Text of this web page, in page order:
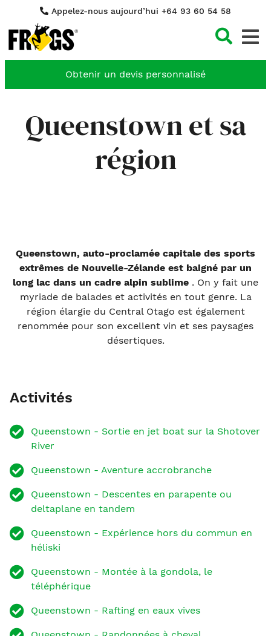
Appelez-nous aujourd’hui +64 93 60 54 58
Obtenir un devis personnalisé
Queenstown et sa
région
Queenstown, auto-proclamée capitale des sports
extrêmes de Nouvelle-Zélande est baigné par un
long lac dans un cadre alpin sublime . On y fait une
myriade de balades et activités en tout genre. La
région élargie du Central Otago est également
renommée pour son excellent vin et ses paysages
désertiques.
Activités
Queenstown - Sortie en jet boat sur la Shotover
River
Queenstown - Aventure accrobranche
Queenstown - Descentes en parapente ou
deltaplane en tandem
Queenstown - Expérience hors du commun en
héliski
Queenstown - Montée à la gondola, le
téléphérique
Queenstown - Rafting en eaux vives